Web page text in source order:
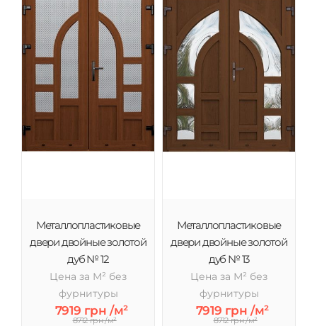
Металлопластиковые
двери двойные золотой
дуб № 12
Цена за М² без
фурнитуры
7919 грн /м²
8712 грн /м²
Металлопластиковые
двери двойные золотой
дуб № 13
Цена за М² без
фурнитуры
7919 грн /м²
8712 грн /м²